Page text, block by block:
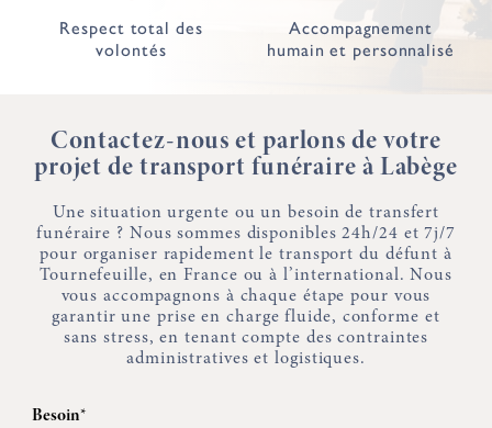
Respect total des
volontés
Accompagnement
humain et personnalisé
Contactez-nous et parlons de votre
projet de transport funéraire à Labège
Une situation urgente ou un besoin de transfert
funéraire ? Nous sommes disponibles 24h/24 et 7j/7
pour organiser rapidement le transport du défunt à
Tournefeuille, en France ou à l’international. Nous
vous accompagnons à chaque étape pour vous
garantir une prise en charge fluide, conforme et
sans stress, en tenant compte des contraintes
administratives et logistiques.
Besoin*